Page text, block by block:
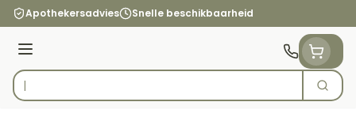
Ga naar de inhoud
Apothekersadvies Snelle beschikbaarheid
Menu
Product, merk, categorie...
Zoek